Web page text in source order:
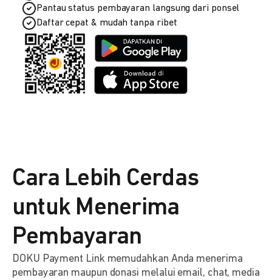
Pantau status pembayaran langsung dari ponsel
Daftar cepat & mudah tanpa ribet
Cara Lebih Cerdas
untuk Menerima
Pembayaran
DOKU Payment Link memudahkan Anda menerima
pembayaran maupun donasi melalui email, chat, media